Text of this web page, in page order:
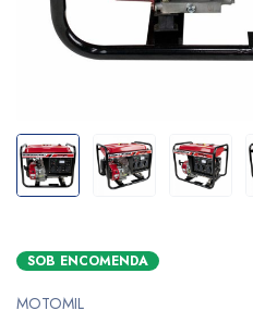
SOB ENCOMENDA
MOTOMIL